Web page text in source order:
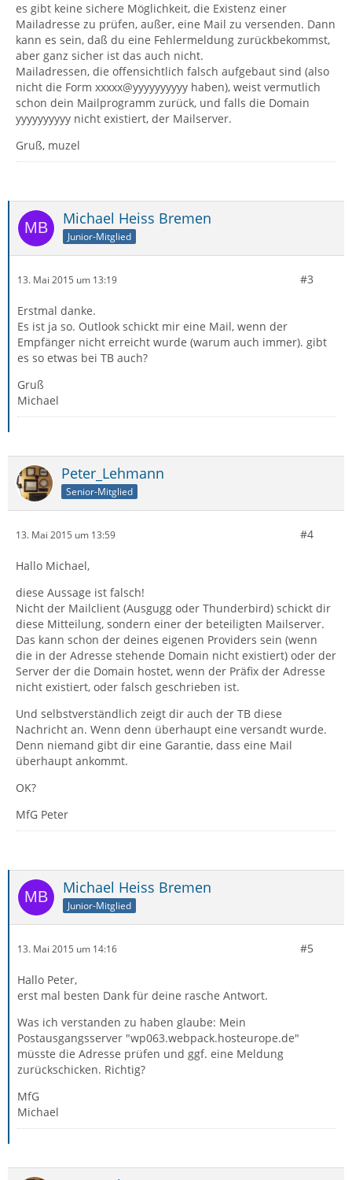
es gibt keine sichere Möglichkeit, die Existenz einer
Mailadresse zu prüfen, außer, eine Mail zu versenden. Dann
kann es sein, daß du eine Fehlermeldung zurückbekommst,
aber ganz sicher ist das auch nicht.
Mailadressen, die offensichtlich falsch aufgebaut sind (also
nicht die Form xxxxx@yyyyyyyyyy haben), weist vermutlich
schon dein Mailprogramm zurück, und falls die Domain
yyyyyyyyyy nicht existiert, der Mailserver.
Gruß, muzel
Michael Heiss Bremen
Junior-Mitglied
13. Mai 2015 um 13:19 #3
Erstmal danke.
Es ist ja so. Outlook schickt mir eine Mail, wenn der
Empfänger nicht erreicht wurde (warum auch immer). gibt
es so etwas bei TB auch?
Gruß
Michael
Peter_Lehmann
Senior-Mitglied
13. Mai 2015 um 13:59 #4
Hallo Michael,
diese Aussage ist falsch!
Nicht der Mailclient (Ausgugg oder Thunderbird) schickt dir
diese Mitteilung, sondern einer der beteiligten Mailserver.
Das kann schon der deines eigenen Providers sein (wenn
die in der Adresse stehende Domain nicht existiert) oder der
Server der die Domain hostet, wenn der Präfix der Adresse
nicht existiert, oder falsch geschrieben ist.
Und selbstverständlich zeigt dir auch der TB diese
Nachricht an. Wenn denn überhaupt eine versandt wurde.
Denn niemand gibt dir eine Garantie, dass eine Mail
überhaupt ankommt.
OK?
MfG Peter
Michael Heiss Bremen
Junior-Mitglied
13. Mai 2015 um 14:16 #5
Hallo Peter,
erst mal besten Dank für deine rasche Antwort.
Was ich verstanden zu haben glaube: Mein
Postausgangsserver "wp063.webpack.hosteurope.de"
müsste die Adresse prüfen und ggf. eine Meldung
zurückschicken. Richtig?
MfG
Michael